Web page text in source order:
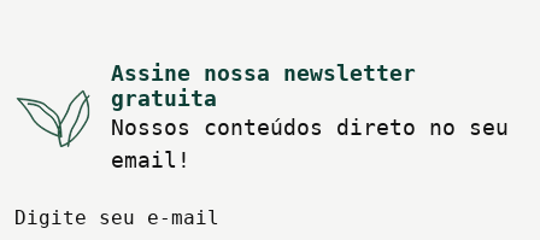
Assine nossa newsletter
gratuita
Nossos conteúdos direto no seu
email!
Digite seu e-mail